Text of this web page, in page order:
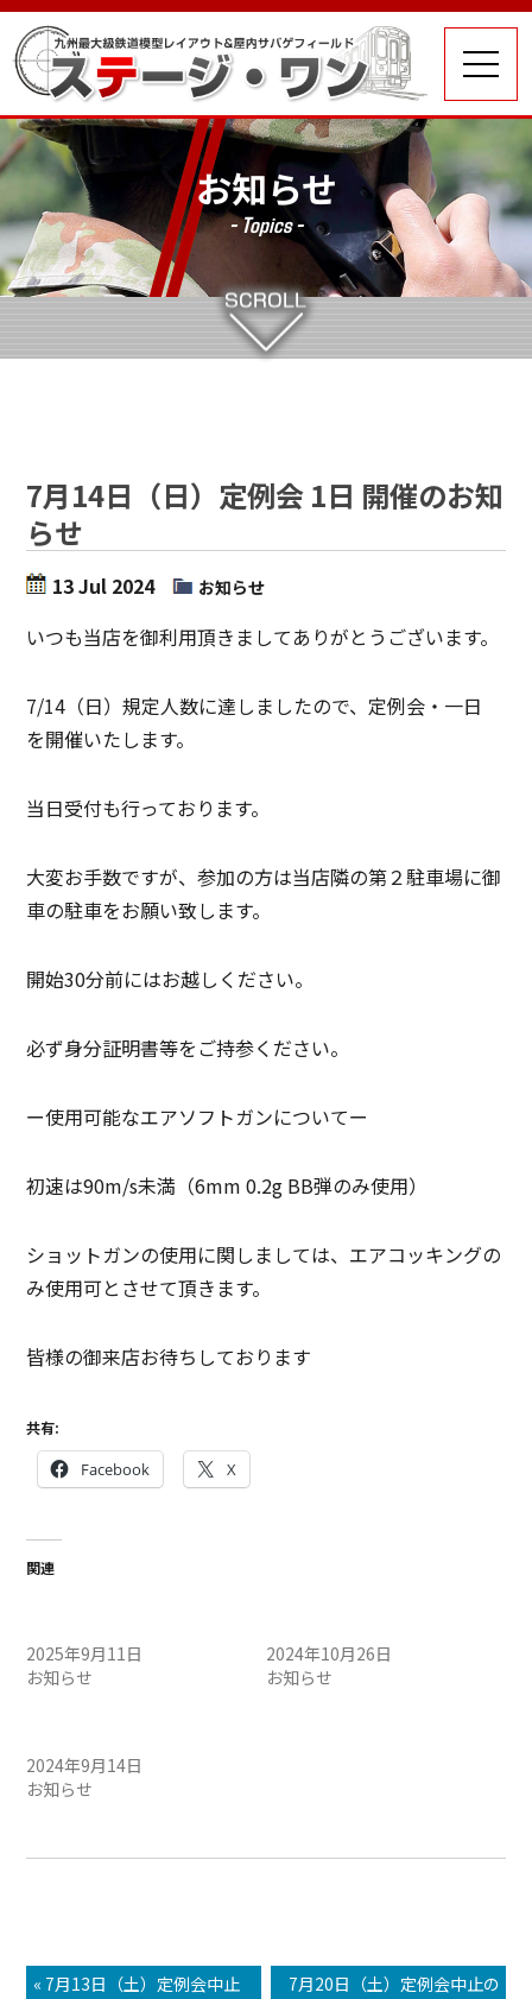
お知らせ
- Topics -
7月14日（日）定例会 1日 開催のお知
らせ
13 Jul 2024 お知らせ
いつも当店を御利用頂きましてありがとうございます。
7/14（日）規定人数に達しましたので、定例会・一日
を開催いたします。
当日受付も行っております。
大変お手数ですが、参加の方は当店隣の第２駐車場に御
車の駐車をお願い致します。
開始30分前にはお越しください。
必ず身分証明書等をご持参ください。
ー使用可能なエアソフトガンについてー
初速は90m/s未満（6mm 0.2g BB弾のみ使用）
ショットガンの使用に関しましては、エアコッキングの
み使用可とさせて頂きます。
皆様の御来店お待ちしております
共有:
Facebook X
関連
2025年9月11日
お知らせ
2024年10月26日
お知らせ
2024年9月14日
お知らせ
« 7月13日（土）定例会中止
7月20日（土）定例会中止の